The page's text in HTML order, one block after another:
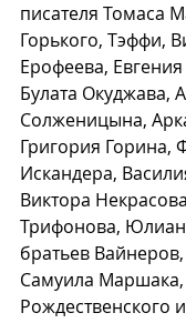
писателя Томаса
Горького, Тэффи,
Ерофеева,
Булата Окуджава,
Солженицына,
Григория Горина,
Искандера,
Виктора
Трифонова,
братьев
Самуила Маршака,
Рождественского